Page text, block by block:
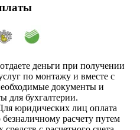
деньги при получении
по монтажу и вместе с
документы и
для бухгалтерии.
юридических лиц оплата
расчету путем